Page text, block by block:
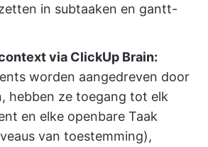
in subtaaken en gantt-
via ClickUp Brain:
worden aangedreven door
hebben ze toegang tot elk
en elke openbare Taak
van toestemming),